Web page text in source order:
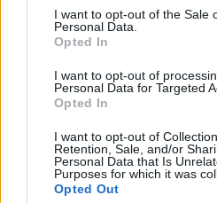
consent section.
I want to opt-out of the Sale
Personal Data.
Opted In
I want to opt-out of
Personal Data for Targeted
Opted In
I want to opt-out of
Retention, Sale, and/or
Personal Data that Is
Purposes for which it was
Opted Out
Σχόλια
με κρούσματα στην Αττική
- «Καμπανάκι» από τον
Ιατρικό Σύλλογο Αθηνών
δημόσιας υγείας